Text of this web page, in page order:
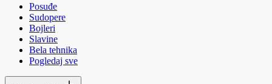
Posuđe
Sudopere
Bojleri
Slavine
Bela tehnika
Pogledaj sve